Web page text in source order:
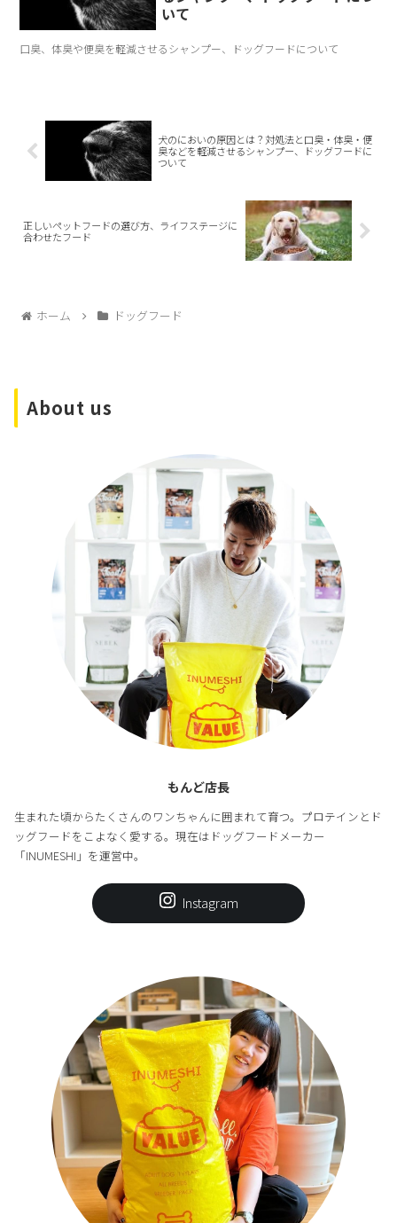
いて
口臭、体臭や便臭を軽減させるシャンプー、ドッグフードについて
犬のにおいの原因とは？対処法と口臭・体臭・便
臭などを軽減させるシャンプー、ドッグフードに
ついて
正しいペットフードの選び方、ライフステージに
合わせたフード
ホーム ドッグフード
About us
もんど店長
生まれた頃からたくさんのワンちゃんに囲まれて育つ。プロテインとド
ッグフードをこよなく愛する。現在はドッグフードメーカー
「INUMESHI」を運営中。
Instagram